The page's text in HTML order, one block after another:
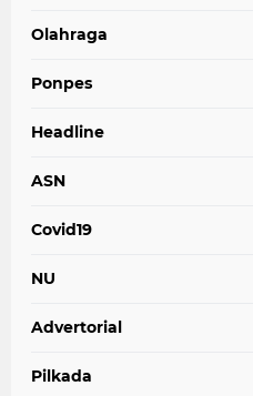
Olahraga
Ponpes
Headline
ASN
Covid19
NU
Advertorial
Pilkada